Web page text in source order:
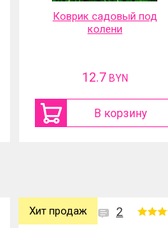
Шуруповерт с двумя
аккумуляторами в кейсе
151.44BYN
В корзину
2
Хит продаж